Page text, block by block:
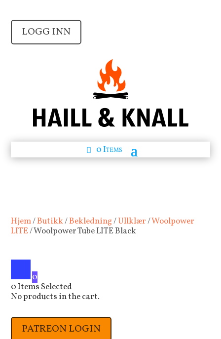
LOGG INN
0 Items
Hjem/Butikk/Bekledning/Ullklær/Woolpower
LITE/ Woolpower Tube LITE Black
0
0Items Selected
No products in the cart.
PATREON LOGIN